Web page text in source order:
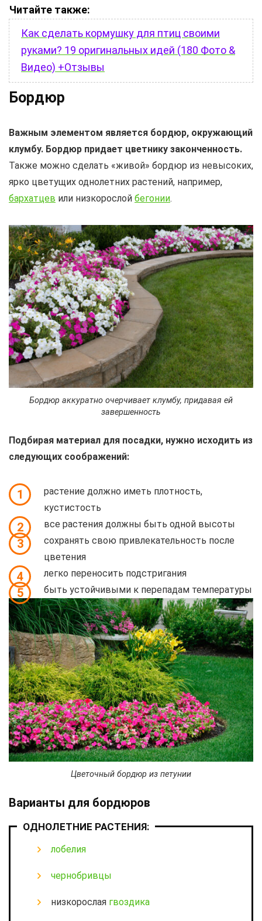
Читайте также:
Как сделать кормушку для птиц своими
руками? 19 оригинальных идей (180 Фото &
Видео) +Отзывы
Бордюр
Важным элементом является бордюр, окружающий
клумбу. Бордюр придает цветнику законченность.
Также можно сделать «живой» бордюр из невысоких,
ярко цветущих однолетних растений, например,
бархатцев или низкорослой бегонии.
Бордюр аккуратно очерчивает клумбу, придавая ей
завершенность
Подбирая материал для посадки, нужно исходить из
следующих соображений:
1
растение должно иметь плотность,
кустистость
2 все растения должны быть одной высоты
3
сохранять свою привлекательность после
цветения
4 легко переносить подстригания
5 быть устойчивыми к перепадам температуры
Цветочный бордюр из петунии
Варианты для бордюров
ОДНОЛЕТНИЕ РАСТЕНИЯ:
лобелия
чернобривцы
низкорослая гвоздика